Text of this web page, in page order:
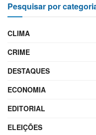
Pesquisar por
CLIMA
CRIME
DESTAQUES
ECONOMIA
EDITORIAL
ELEIÇÕES